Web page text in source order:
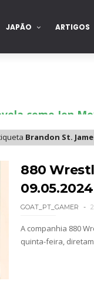
JAPÃO ARTIGOS
como Jon
esteve perto
na WWE sem
no All In
Brandon St.
880
09.05.2024
GOAT_PT_GAMER
A companhia 880
quinta-feira,